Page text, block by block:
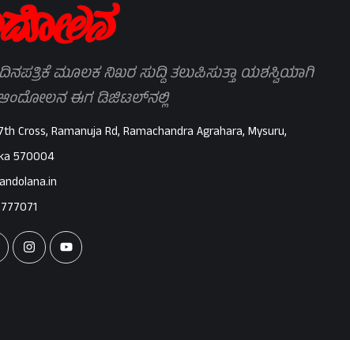
ದಿನಪತ್ರಿಕೆ ಮೂಲಕ ನಿಖರ ಸುದ್ದಿ ತಲುಪಿಸುತ್ತಾ ಯಶಸ್ವಿಯಾಗಿ
ಆಂದೋಲನ ಈಗ ಡಿಜಿಟಲ್‌ನಲ್ಲಿ
Cross, Ramanuja Rd, Ramachandra Agrahara, Mysuru,
570004